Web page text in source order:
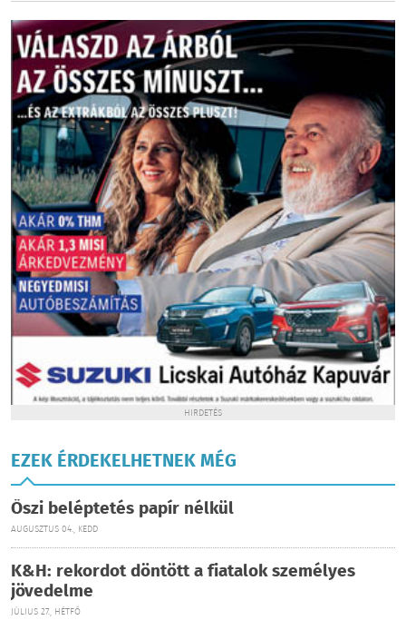
HIRDETÉS
EZEK ÉRDEKELHETNEK MÉG
Őszi beléptetés papír nélkül
AUGUSZTUS 04., KEDD
K&H: rekordot döntött a fiatalok személyes
jövedelme
JÚLIUS 27., HÉTFŐ